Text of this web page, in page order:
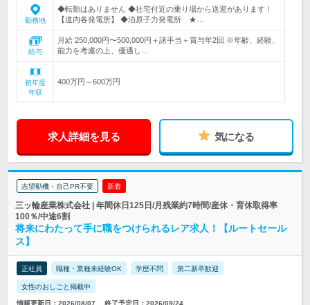
勤務地
◆転勤はありません ◆社宅付近の乗り場から送迎があります！
【道内各発電所】 ◆泊原子力発電所 ★…
給与
月給 250,000円〜500,000円＋諸手当＋賞与年2回 ※年齢、経験、
能力を考慮の上、優遇し…
初年度
年収
400万円～600万円
求人詳細を見る 気になる
志望動機・自己PR不要 新着
三ッ輪産業株式会社 | 年間休日125日/月残業約7時間/産休・育休取得率
100％/中途6割
将来にわたって手に職をつけられるレア求人！【ルートセール
ス】
正社員 職種・業種未経験OK 学歴不問 第二新卒歓迎
女性のおしごと掲載中
情報更新日：2026/08/07 終了予定日：2026/09/24